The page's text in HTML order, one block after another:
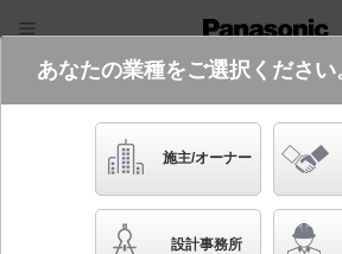
電気・建築設備（ビジネス）
フリーワード
品番・キーワード
NSN35321W
(350形無線調光
あなたの業種をご選択ください
施主/オーナー
設計事務所